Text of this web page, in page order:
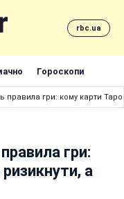
rbc.ua
Гороскопи
правила гри: кому карти
гри:
а